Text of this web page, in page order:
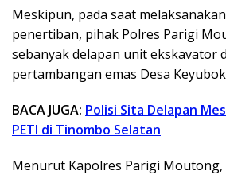
Meskipun, pada saat
penertiban, pihak Polres Parigi
sebanyak delapan unit ekskavator
pertambangan emas Desa
BACA JUGA: Polisi Sita Delapan
PETI di Tinombo Selatan
Menurut Kapolres Parigi Moutong,